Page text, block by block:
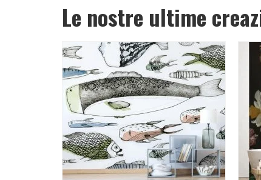
Le nostre ultime